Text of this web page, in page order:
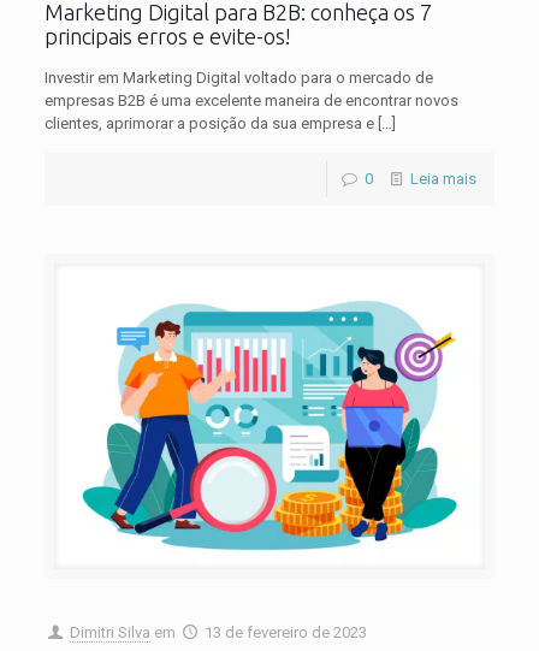
Marketing Digital para B2B: conheça os 7
principais erros e evite-os!
Investir em Marketing Digital voltado para o mercado de
empresas B2B é uma excelente maneira de encontrar novos
clientes, aprimorar a posição da sua empresa e[…]
0 Leia mais
Dimitri Silva em 13 de fevereiro de 2023